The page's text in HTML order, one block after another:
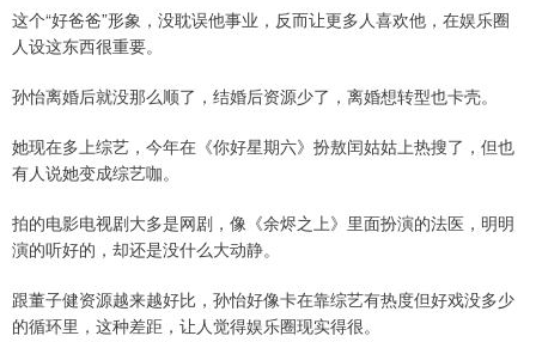
这个“好爸爸”形象，没耽误他事业，反而让更多人喜欢他，在娱乐圈
人设这东西很重要。
孙怡离婚后就没那么顺了，结婚后资源少了，离婚想转型也卡壳。
她现在多上综艺，今年在《你好星期六》扮敖闰姑姑上热搜了，但也
有人说她变成综艺咖。
拍的电影电视剧大多是网剧，像《余烬之上》里面扮演的法医，明明
演的听好的，却还是没什么大动静。
跟董子健资源越来越好比，孙怡好像卡在靠综艺有热度但好戏没多少
的循环里，这种差距，让人觉得娱乐圈现实得很。